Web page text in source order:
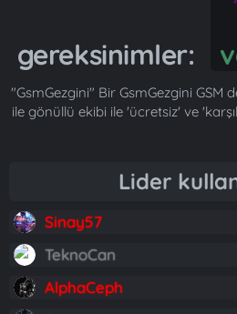
gereksinimler:
"GsmGezgini" Bir GsmGezgini GSM
ile gönüllü ekibi ile 'ücretsiz' ve
Lider
Sinay57
TeknoCan
AlphaCeph